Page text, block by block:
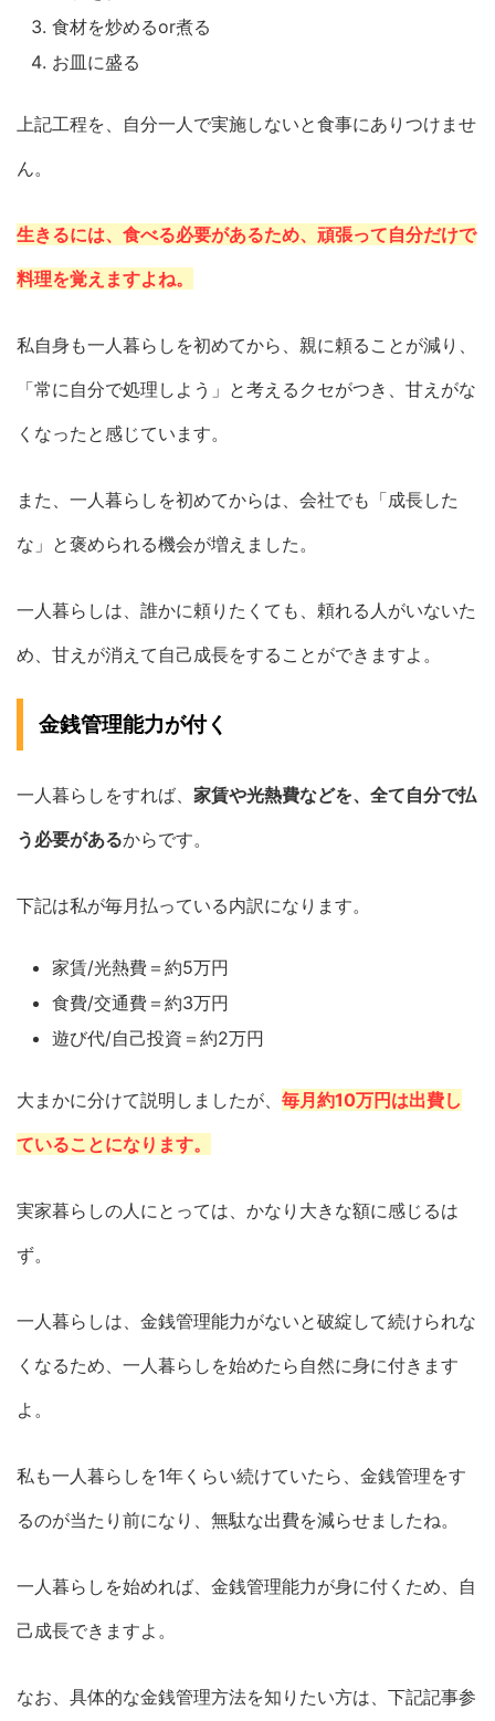
食材を炒めるor煮る
お皿に盛る
上記工程を、自分一人で実施しないと食事にありつけませ
ん。
生きるには、食べる必要があるため、頑張って自分だけで
料理を覚えますよね。
私自身も一人暮らしを初めてから、親に頼ることが減り、
「常に自分で処理しよう」と考えるクセがつき、甘えがな
くなったと感じています。
また、一人暮らしを初めてからは、会社でも「成長した
な」と褒められる機会が増えました。
一人暮らしは、誰かに頼りたくても、頼れる人がいないた
め、甘えが消えて自己成長をすることができますよ。
金銭管理能力が付く
一人暮らしをすれば、 家賃や光熱費などを、全て自分で払
う必要があるからです。
下記は私が毎月払っている内訳になります。
家賃/光熱費＝約5万円
食費/交通費＝約3万円
遊び代/自己投資＝約2万円
大まかに分けて説明しましたが、 毎月約10万円は出費し
ていることになります。
実家暮らしの人にとっては、かなり大きな額に感じるは
ず。
一人暮らしは、金銭管理能力がないと破綻して続けられな
くなるため、一人暮らしを始めたら自然に身に付きます
よ。
私も一人暮らしを1年くらい続けていたら、金銭管理をす
るのが当たり前になり、無駄な出費を減らせましたね。
一人暮らしを始めれば、金銭管理能力が身に付くため、自
己成長できますよ。
なお、具体的な金銭管理方法を知りたい方は、下記記事参